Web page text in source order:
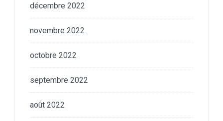
décembre 2022
novembre 2022
octobre 2022
septembre 2022
août 2022